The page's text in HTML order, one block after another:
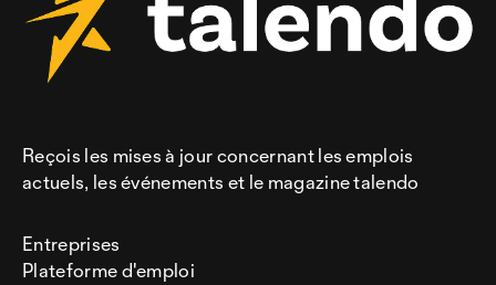
Reçois les mises à jour concernant les emplois
actuels, les événements et le magazine talendo
Entreprises
Plateforme d'emploi